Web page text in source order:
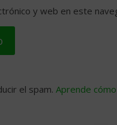
y web en este
el spam. Aprende